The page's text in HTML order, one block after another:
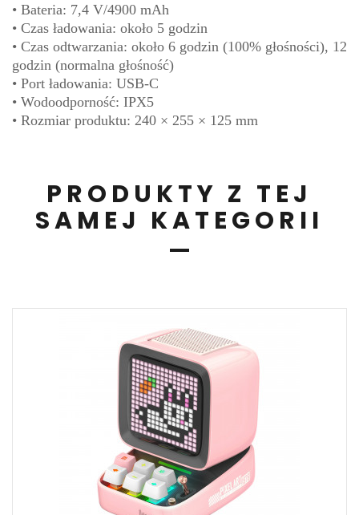
• Bateria: 7,4 V/4900 mAh
• Czas ładowania: około 5 godzin
• Czas odtwarzania: około 6 godzin (100% głośności), 12
godzin (normalna głośność)
• Port ładowania: USB-C
• Wodoodporność: IPX5
• Rozmiar produktu: 240 × 255 × 125 mm
PRODUKTY Z TEJ
SAMEJ KATEGORII